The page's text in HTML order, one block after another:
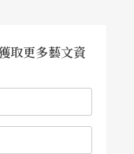
多芬的季節。奧地利國寶級鋼
國家音樂廳，帶來他最拿手的
《月光》、《熱情》及第六號鋼
取更多藝文資